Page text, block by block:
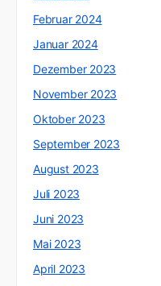
Februar 2024
Januar 2024
Dezember 2023
November 2023
Oktober 2023
September 2023
August 2023
Juli 2023
Juni 2023
Mai 2023
April 2023